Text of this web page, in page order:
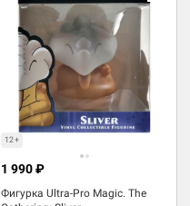
12+
Фигурка Ultra-Pro Magic. The
1 990 ₽